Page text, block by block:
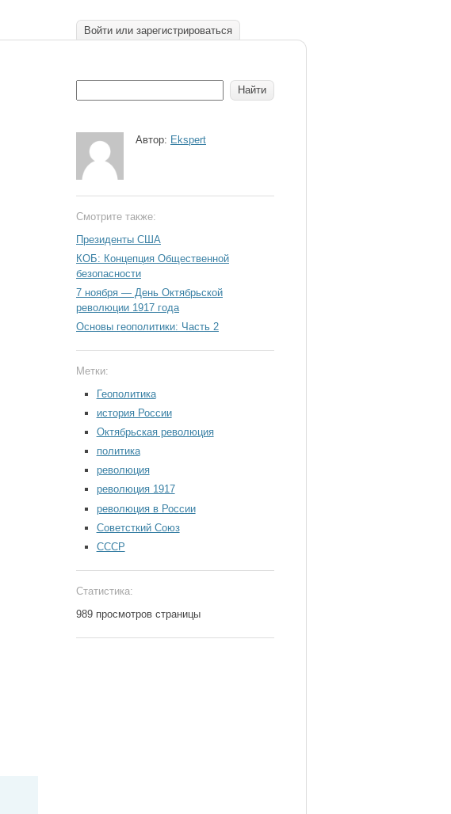
Войти или зарегистрироваться
Автор: Ekspert
Смотрите также:
Президенты США
КОБ: Концепция Общественной
безопасности
7 ноября — День Октябрьской
революции 1917 года
Основы геополитики: Часть 2
Метки:
Геополитика
история России
Октябрьская революция
политика
революция
революция 1917
революция в России
Советсткий Союз
СССР
Статистика:
989 просмотров страницы